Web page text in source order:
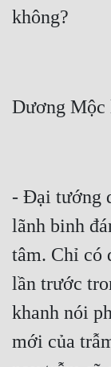
Vô Sỉ
- Đại tướng
lãnh binh
tâm. Chỉ
lần trước
khanh nói
mới của